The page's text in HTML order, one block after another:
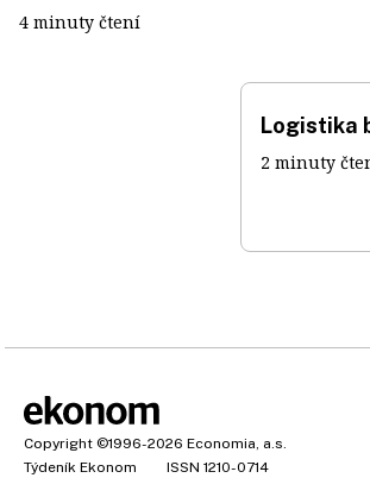
4 minuty čtení
Logistika
2 minuty
Copyright ©1996-2026 Economia, a.s.
Týdeník Ekonom
ISSN 1210-0714